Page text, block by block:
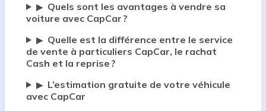
▶ Quels sont les avantages à vendre sa
voiture avec CapCar ?
▶ Quelle est la différence entre le service
de vente à particuliers CapCar, le rachat
Cash et la reprise ?
▶ L’estimation gratuite de votre véhicule
avec CapCar